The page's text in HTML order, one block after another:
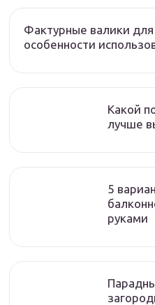
Фактурные валики для
особенности
Какой
лучше
5
руками